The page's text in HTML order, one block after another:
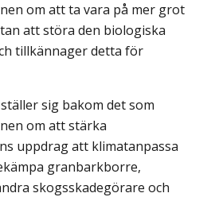
om att ta vara på mer grot
att störa den biologiska
tillkännager detta för
sig bakom det som
om att stärka
uppdrag att klimatanpassa
granbarkborre,
skogsskadegörare och